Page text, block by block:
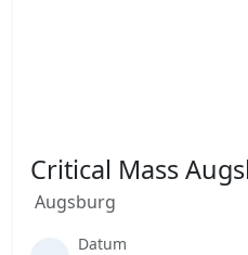
Critical Mass
Augsburg
Datum